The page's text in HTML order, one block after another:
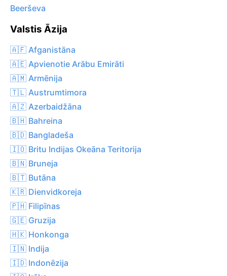
Beerševa
Valstis Āzija
🇦🇫 Afganistāna
🇦🇪 Apvienotie Arābu Emirāti
🇦🇲 Armēnija
🇹🇱 Austrumtimora
🇦🇿 Azerbaidžāna
🇧🇭 Bahreina
🇧🇩 Bangladeša
🇮🇴 Britu Indijas Okeāna Teritorija
🇧🇳 Bruneja
🇧🇹 Butāna
🇰🇷 Dienvidkoreja
🇵🇭 Filipīnas
🇬🇪 Gruzija
🇭🇰 Honkonga
🇮🇳 Indija
🇮🇩 Indonēzija